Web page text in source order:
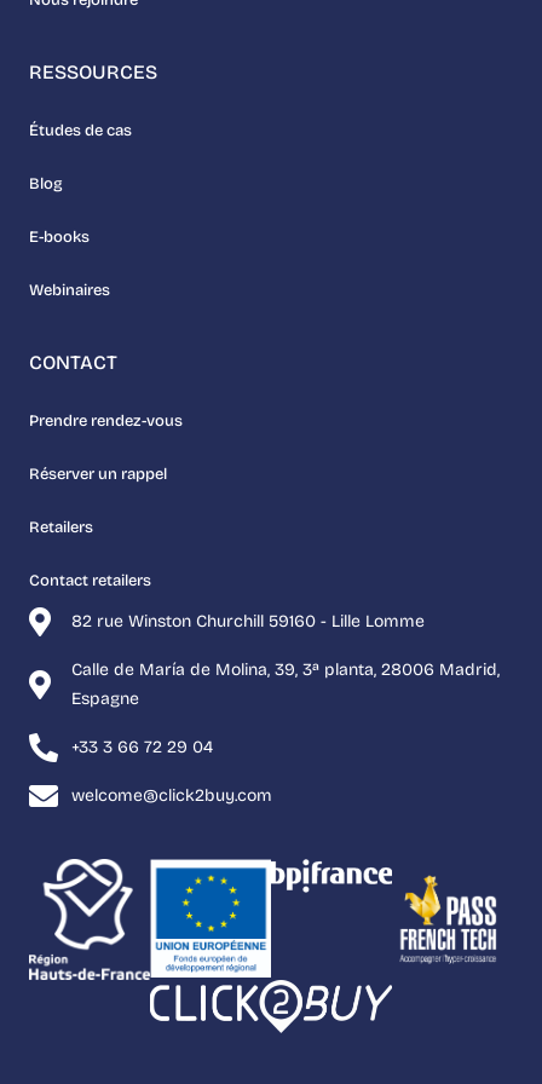
82 rue Winston Churchill 59160 - Lille Lomme
Calle de María de Molina, 39, 3ª planta, 28006 Madrid,
Espagne
+33 3 66 72 29 04
welcome@click2buy.com
RESSOURCES
Études de cas
Blog
E-books
Webinaires
CONTACT
Prendre rendez-vous
Réserver un rappel
Retailers
Contact retailers